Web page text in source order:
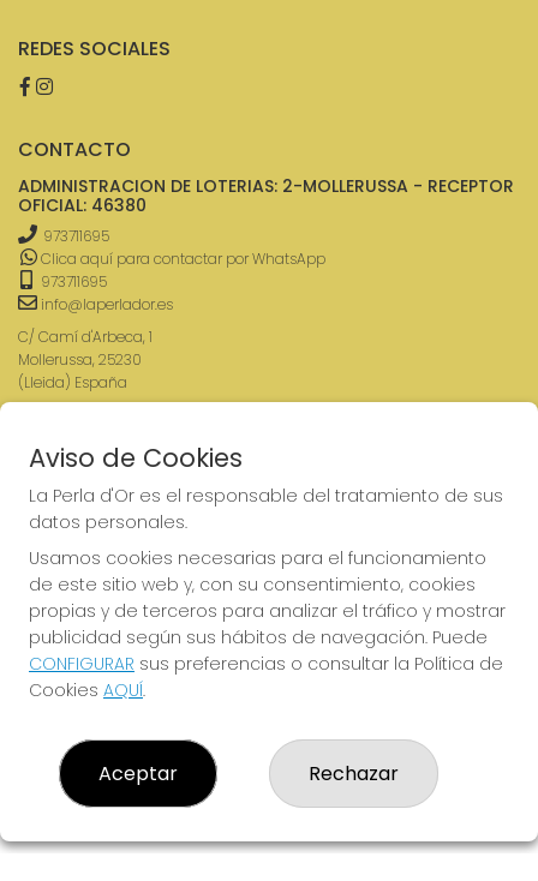
REDES SOCIALES
CONTACTO
ADMINISTRACION DE LOTERIAS: 2-MOLLERUSSA - RECEPTOR
OFICIAL: 46380
973711695
Clica aquí para contactar por WhatsApp
973711695
info@laperlador.es
C/ Camí d'Arbeca, 1
Mollerussa, 25230
(Lleida) España
LEGAL
Política de Privacidad
Política de Cookies
Condiciones de Compra
Tienda de Lotería Nacional
Pago aceptado con tarjeta
Pago aceptado con Bizum
Juego responsable. Solo mayores de edad.
Aviso de Cookies
La Perla d'Or es el responsable del tratamiento de sus
datos personales.
Usamos cookies necesarias para el funcionamiento
de este sitio web y, con su consentimiento, cookies
propias y de terceros para analizar el tráfico y mostrar
publicidad según sus hábitos de navegación. Puede
CONFIGURAR sus preferencias o consultar la Política de
Cookies AQUÍ.
Aceptar Rechazar